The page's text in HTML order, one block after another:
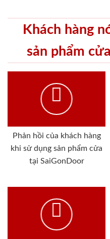
Khách hàng
sản phẩm
Phản hồi của khách hàng
khi sử dụng sản phẩm cửa
tại SaiGonDoor